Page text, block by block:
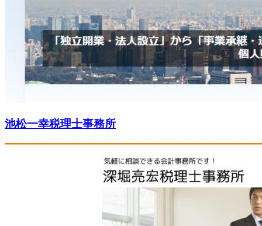
池松一幸税理士事務所